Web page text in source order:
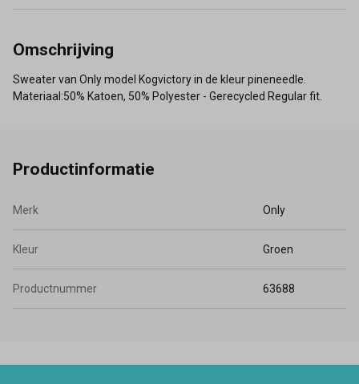
Omschrijving
Sweater van Only model Kogvictory in de kleur pineneedle.
Materiaal:50% Katoen, 50% Polyester - Gerecycled Regular fit.
Productinformatie
Merk Only
Kleur Groen
Productnummer 63688